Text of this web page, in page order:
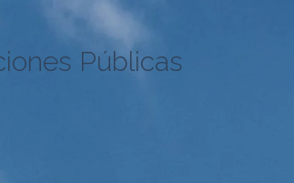
Públicas